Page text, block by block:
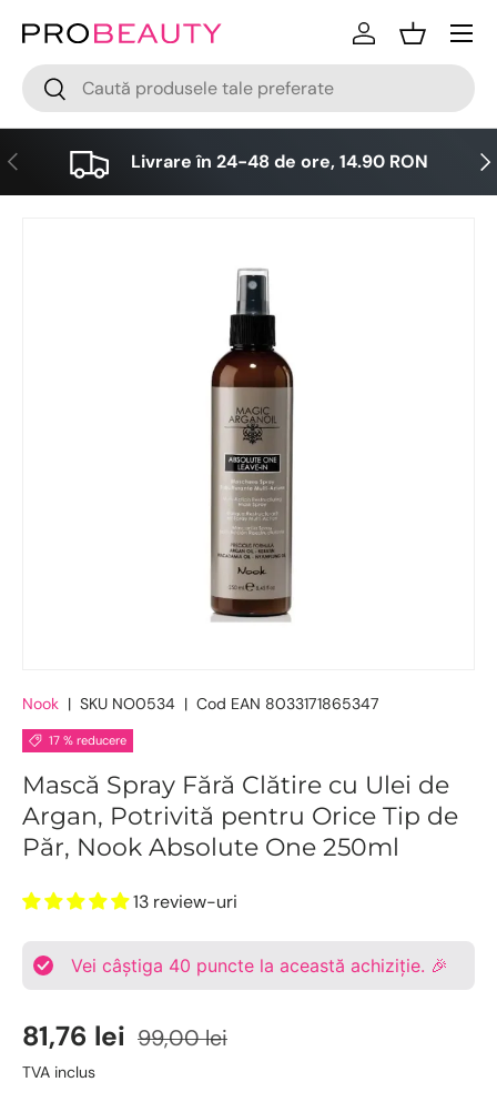
Sari la conținut
Cǎutare
Cǎutare
LogareCos
Meniu
Anterior Livrare în 24-48 de ore, 14.90 RON
Nook | SKU NO0534 | Cod EAN 8033171865347
17 % reducere
Mască Spray Fără Clătire cu Ulei de
Argan, Potrivită pentru Orice Tip de
Păr, Nook Absolute One 250ml
13 review-uri
Vei câștiga 40 puncte la această achiziție. 🎉
81,76 lei 99,00 lei
TVA inclus